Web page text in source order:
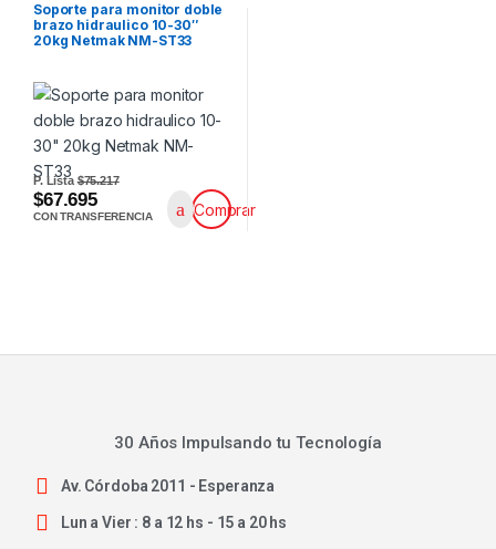
Soporte para monitor doble
brazo hidraulico 10-30″
20kg Netmak NM-ST33
P. Lista$75.217
$67.695
CON TRANSFERENCIA Comprar
30 Años Impulsando tu Tecnología
Av. Córdoba 2011 - Esperanza
Lun a Vier : 8 a 12 hs - 15 a 20 hs